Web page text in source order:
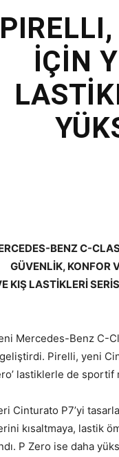
İÇİN
BENZ C-
GÜVENLİK, KONFOR
KIŞ LASTİKLERİ
Mercedes-Benz C-
Pirelli, yeni
lastiklerle de
Cinturato P7’yi
kısaltmaya, lastik
P Zero ise daha